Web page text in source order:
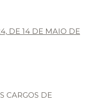
DE 14 DE MAIO DE
CARGOS DE